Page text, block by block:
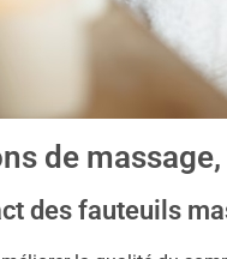
de
des fauteuils